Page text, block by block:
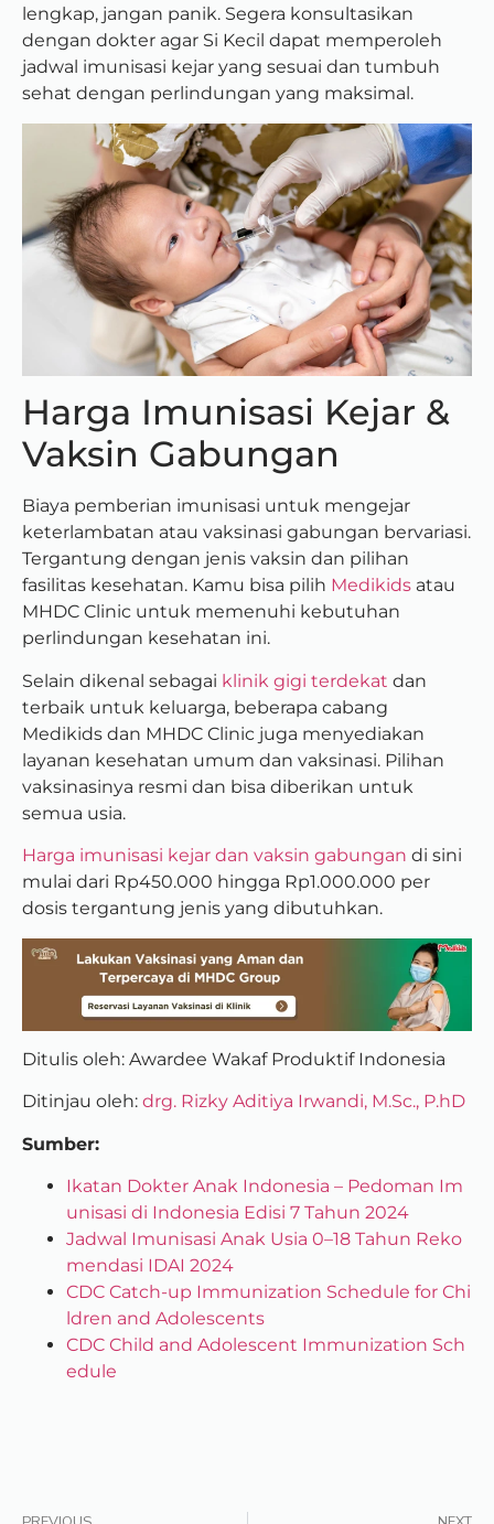
lengkap, jangan panik. Segera konsultasikan
dengan dokter agar Si Kecil dapat memperoleh
jadwal imunisasi kejar yang sesuai dan tumbuh
sehat dengan perlindungan yang maksimal.
Harga Imunisasi Kejar &
Vaksin Gabungan
Biaya pemberian imunisasi untuk mengejar
keterlambatan atau vaksinasi gabungan bervariasi.
Tergantung dengan jenis vaksin dan pilihan
fasilitas kesehatan. Kamu bisa pilih Medikids atau
MHDC Clinic untuk memenuhi kebutuhan
perlindungan kesehatan ini.
Selain dikenal sebagai klinik gigi terdekat dan
terbaik untuk keluarga, beberapa cabang
Medikids dan MHDC Clinic juga menyediakan
layanan kesehatan umum dan vaksinasi. Pilihan
vaksinasinya resmi dan bisa diberikan untuk
semua usia.
Harga imunisasi kejar dan vaksin gabungan di sini
mulai dari Rp450.000 hingga Rp1.000.000 per
dosis tergantung jenis yang dibutuhkan.
Ditulis oleh: Awardee Wakaf Produktif Indonesia
Ditinjau oleh: drg. Rizky Aditiya Irwandi, M.Sc., P.hD
Sumber:
Ikatan Dokter Anak Indonesia – Pedoman Im
unisasi di Indonesia Edisi 7 Tahun 2024
Jadwal Imunisasi Anak Usia 0–18 Tahun Reko
mendasi IDAI 2024
CDC Catch-up Immunization Schedule for Chi
ldren and Adolescents
CDC Child and Adolescent Immunization Sch
edule